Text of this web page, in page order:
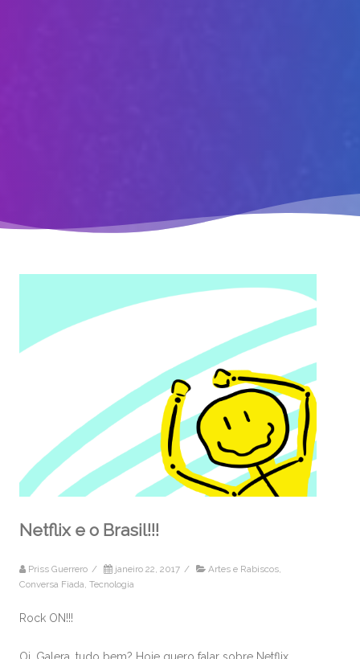
Netflix e o Brasil!!!
Priss Guerrero / janeiro 22, 2017 / Artes e Rabiscos,
Conversa Fiada, Tecnologia
Rock ON!!!